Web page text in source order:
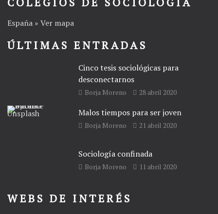
España » Ver mapa
ÚLTIMAS ENTRADAS
Cinco tesis sociológicas para
desconectarnos
Borja Moreno 28 abril 2020
Malos tiempos para ser joven
Borja Moreno 21 abril 2020
Sociología confinada
Borja Moreno 11 abril 2020
WEBS DE INTERÉS